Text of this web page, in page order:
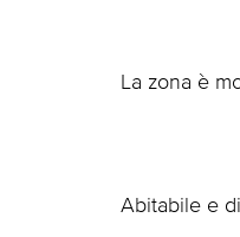
La zona è
Abitabile e